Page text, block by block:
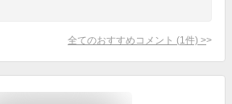
全てのおすすめコメント (1 件) >